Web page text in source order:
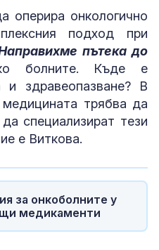
оперира онкологично
подход при
пътека до
болните. Къде е
и здравеопазване? В
трябва да
специализират тези
е Виткова.
за онкоболните у
медикаменти